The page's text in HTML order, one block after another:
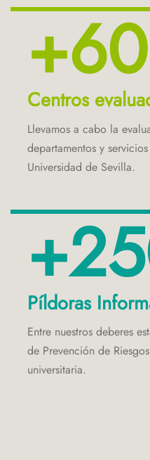
+60
Centros
Llevamos a cabo la
departamentos y
Universidad de Sevilla.
Píldoras
Entre nuestros deberes
de Prevención de
universitaria.